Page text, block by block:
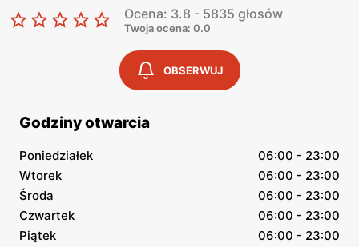
Ocena: 3.8 - 5835 głosów
Twoja ocena: 0.0
OBSERWUJ
Godziny otwarcia
Poniedziałek
06:00 - 23:00
Wtorek
06:00 - 23:00
Środa
06:00 - 23:00
Czwartek
06:00 - 23:00
Piątek
06:00 - 23:00